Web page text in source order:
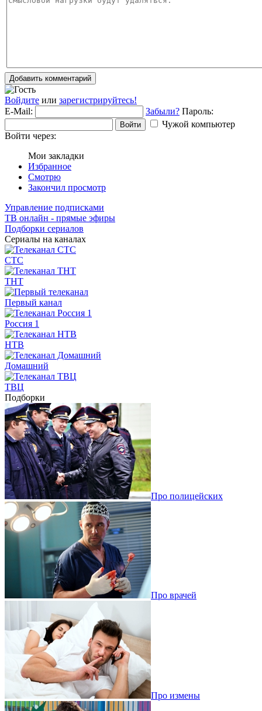
Добавить комментарий
Войдите или зарегистрируйтесь!
E-Mail:
Забыли? Пароль:
Войти
Чужой компьютер
Войти через:
Мои закладки
Избранное
Смотрю
Закончил просмотр
Управление подписками
ТВ онлайн - прямые эфиры
Подборки сериалов
Сериалы на каналах
СТС
ТНТ
Первый канал
Россия 1
НТВ
Домашний
ТВЦ
Подборки
Про полицейских
Про врачей
Про измены